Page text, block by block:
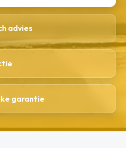
advies
garantie